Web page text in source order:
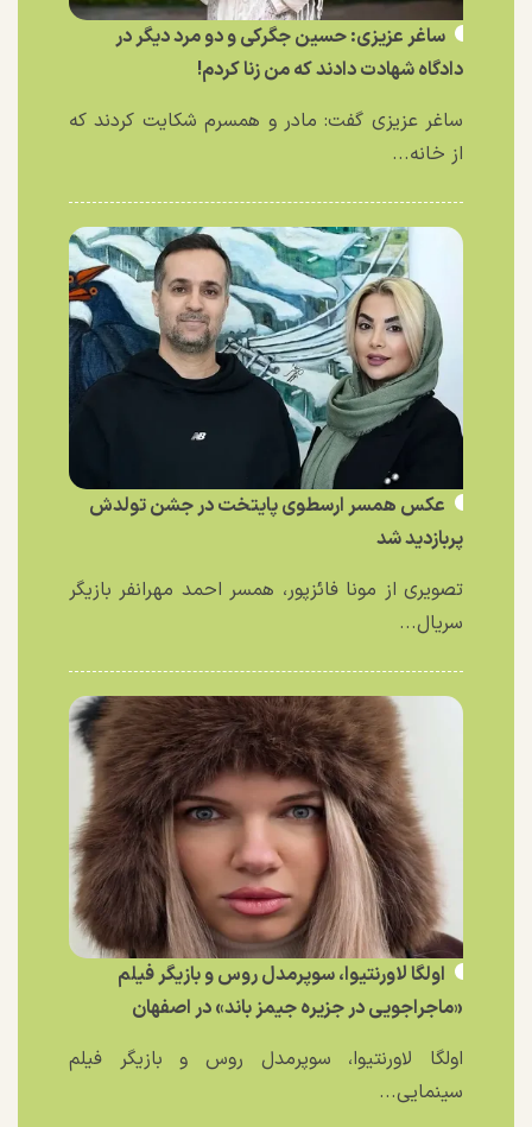
ساغر عزیزی: حسین جگرکی و دو مرد دیگر در
دادگاه شهادت دادند که من زنا کردم!
ساغر عزیزی گفت: مادر و همسرم شکایت کردند که
از خانه...
عکس همسر ارسطوی پایتخت در جشن تولدش
پربازدید شد
تصویری از مونا فائزپور، همسر احمد مهرانفر بازیگر
سریال...
اولگا لاورنتیوا، سوپرمدل روس و بازیگر فیلم
«ماجراجویی در جزیره جیمز باند» در اصفهان
اولگا لاورنتیوا، سوپرمدل روس و بازیگر فیلم
سینمایی...